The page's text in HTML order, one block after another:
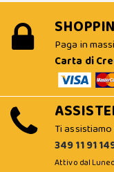
Paga in
Carta di
Ti
349 11 91
Attivo dal